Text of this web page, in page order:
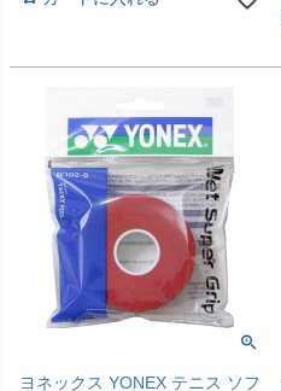
ヨネックス YONEX テニス ソフ